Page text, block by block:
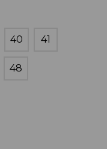
40 41
48